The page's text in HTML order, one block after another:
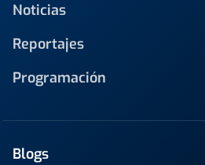
Noticias
Reportajes
Programación
Blogs